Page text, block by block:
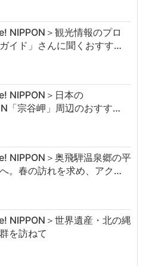
NIPPON＞観光情報のプロ
ガイド」さんに聞くおすす…
NIPPON＞日本の
「宗谷岬」周辺のおすす…
NIPPON＞奥飛騨温泉郷の平
。春の訪れを求め、アク…
NIPPON＞世界遺産・北の縄
を訪ねて